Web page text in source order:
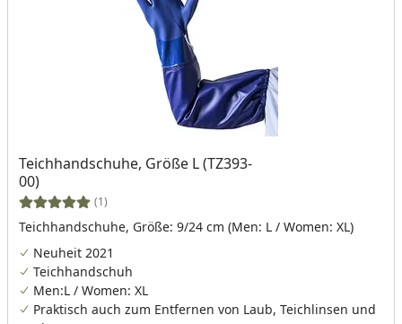
Teichhandschuhe, Größe L (TZ393-
00)
(1)
Teichhandschuhe, Größe: 9/24 cm (Men: L / Women: XL)
Neuheit 2021
Teichhandschuh
Men:L / Women: XL
Praktisch auch zum Entfernen von Laub, Teichlinsen und